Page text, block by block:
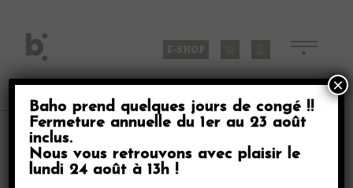
content
E-SHOP
Produits
Baho prend quelques jours de congé !!
Fermeture annuelle du1er au 23 août
inclus.
Nous vous retrouvons avec plaisir le
lundi 24 août à 13h !
×